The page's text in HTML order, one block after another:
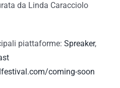
da Linda Caracciolo
piattaforme: Spreaker,
coming-soon